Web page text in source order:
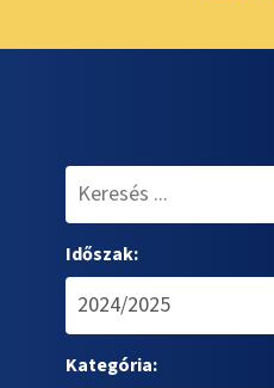
Időszak:
Kategória: